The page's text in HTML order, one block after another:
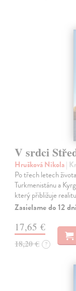
V srdci
Hrušková Nikola|
Po třech letech
Turkmenistánu a
který přibližuje
Zasielame do 12
17,65 €
18,20 € ?